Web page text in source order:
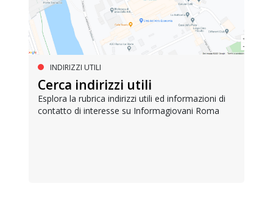
INDIRIZZI UTILI
Cerca indirizzi utili
Esplora la rubrica indirizzi utili ed informazioni di
contatto di interesse su Informagiovani Roma